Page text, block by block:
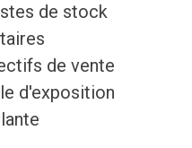
de stock
de vente
d'exposition